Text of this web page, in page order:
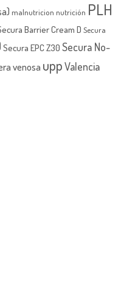
malnutricion nutrición PLH
Barrier Cream D Secura
Secura EPC Z30 Secura No-
venosa uppValencia